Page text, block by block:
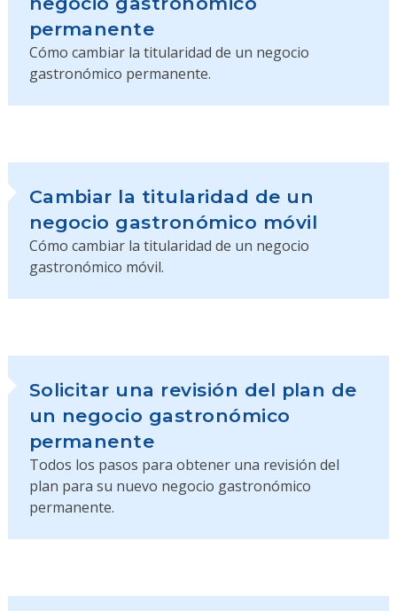
permanente
Cómo cambiar la titularidad de un negocio
gastronómico permanente.
Cambiar la titularidad de un
negocio gastronómico móvil
Cómo cambiar la titularidad de un negocio
gastronómico móvil.
Solicitar una revisión del plan de
un negocio gastronómico
permanente
Todos los pasos para obtener una revisión del
plan para su nuevo negocio gastronómico
permanente.